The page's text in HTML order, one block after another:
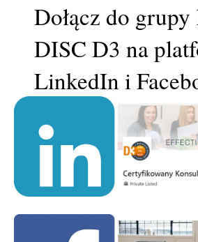
Dołącz do
DISC D3 na
LinkedIn i